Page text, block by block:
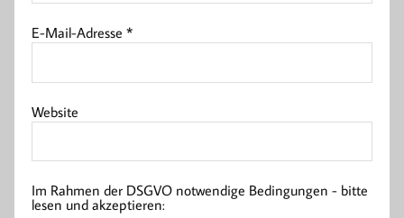
E-Mail-Adresse*
Website
Im Rahmen der DSGVO notwendige Bedingungen - bitte
lesen und akzeptieren: